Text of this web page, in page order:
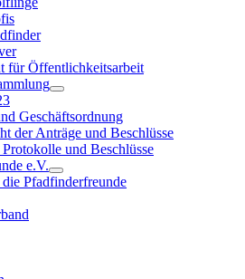
für Öffentlichkeitsarbeit
Geschäftsordnung
der Anträge und Beschlüsse
und Beschlüsse
e.V.
Pfadfinderfreunde